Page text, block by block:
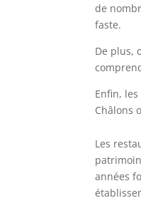
de
faste.
De plus,
Enfin,
Châlons
Les
années